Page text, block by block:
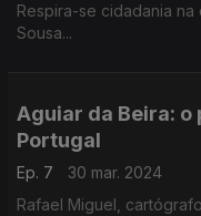
Respira-se cidadania
Sousa...
Aguiar da Beira:
Portugal
Ep. 7
30 mar. 2024
Rafael Miguel,